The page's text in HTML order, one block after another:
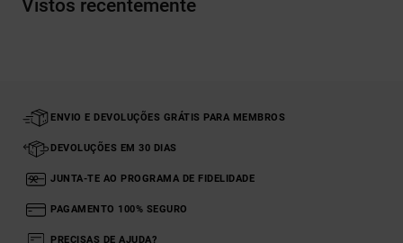
Vistos recentemente
ENVIO E DEVOLUÇÕES GRÁTIS PARA MEMBROS
DEVOLUÇÕES EM 30 DIAS
JUNTA-TE AO PROGRAMA DE FIDELIDADE
PAGAMENTO 100% SEGURO
PRECISAS DE AJUDA?